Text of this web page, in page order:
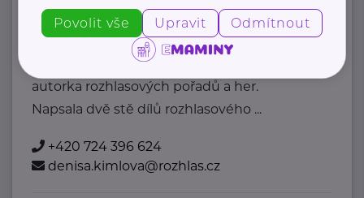
Denisa Kimlová
Krkonošská 153 Vrchlabí
Moderátorka Rádia Junior, spisovatelka a
autorka rozhlasových pořadů a her.
Napsala dvě stě dílů rozhlasového ...
+420 724 396 624
denisa.kimlova@rozhlas.cz
Povolit vše Upravit Odmítnout